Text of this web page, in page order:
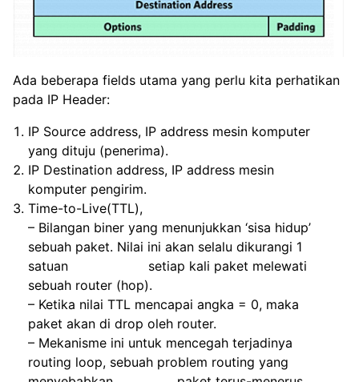
Ada beberapa fields utama yang perlu kita perhatikan
pada IP Header:
IP Source address, IP address mesin komputer
yang dituju (penerima).
IP Destination address, IP address mesin
komputer pengirim.
Time-to-Live(TTL),
– Bilangan biner yang menunjukkan ‘sisa hidup’
sebuah paket. Nilai ini akan selalu dikurangi 1
satuan setiap kali paket melewati
sebuah router (hop).
– Ketika nilai TTL mencapai angka = 0, maka
paket akan di drop oleh router.
– Mekanisme ini untuk mencegah terjadinya
routing loop, sebuah problem routing yang